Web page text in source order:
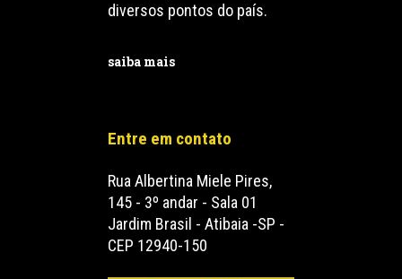
diversos pontos do país.
saiba mais
Entre em contato
Rua Albertina Miele Pires,
145 - 3º andar - Sala 01
Jardim Brasil - Atibaia -SP -
CEP 12940-150